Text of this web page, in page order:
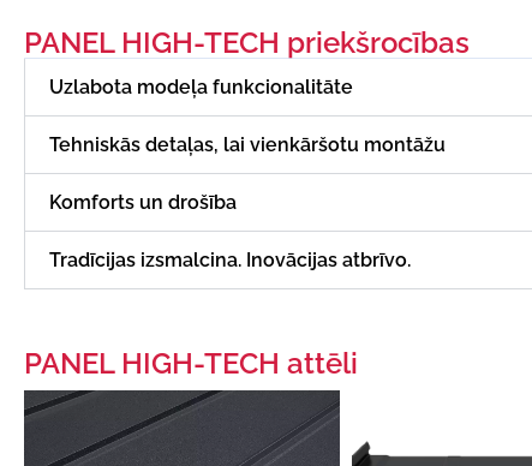
PANEL HIGH-TECH priekšrocības
Uzlabota modeļa funkcionalitāte
Tehniskās detaļas, lai vienkāršotu montāžu
Komforts un drošība
Tradīcijas izsmalcina. Inovācijas atbrīvo.
PANEL HIGH-TECH attēli